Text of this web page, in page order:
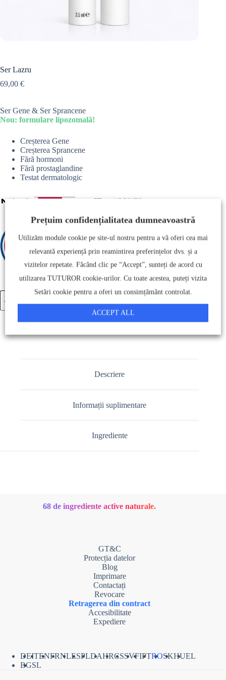
Ser Lazru
69,00 €
Ser Gene & Ser Sprancene
Nou: formulare lipozomală!
Creșterea Gene
Creșterea Sprancene
Fără hormoni
Fără prostaglandine
Testat dermatologic
Lazru
Serum
cantitate
Descriere
Informații suplimentare
Ingrediente
68 de ingrediente active naturale.
GT&C
Protecția datelor
Blog
Imprimare
Contactați
Revocare
Retragerea din contract
Accesibilitate
Expediere
DEITENFRNLESPLDAHRCSSVFIPTROSKHUEL
BGSL
Prețuim confidențialitatea dumneavoastră
Utilizăm module cookie pe site-ul nostru pentru a vă oferi cea mai
relevantă experiență prin reamintirea preferințelor dvs. și a
vizitelor repetate. Făcând clic pe “Accept”, sunteți de acord cu
utilizarea TUTUROR cookie-urilor. Cu toate acestea, puteți vizita
Setări cookie pentru a oferi un consimțământ controlat.
ACCEPT ALL